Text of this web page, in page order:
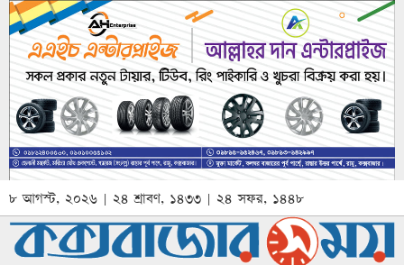
৮ আগস্ট, ২০২৬ | ২৪ শ্রাবণ, ১৪৩৩ | ২৪ সফর, ১৪৪৮